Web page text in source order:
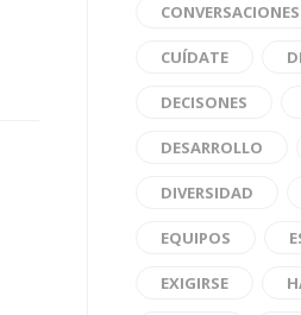
CONVERSACIONES
CUÍDATE
DECISONES
DESARROLLO
DIVERSIDAD
EQUIPOS
EXIGIRSE